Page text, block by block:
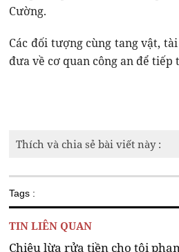
Cường.
Các đối tượng cùng tang vật,
đưa về cơ quan công an để
Thích và chia sẻ bài viết này :
Tags :
TIN LIÊN QUAN
Chiêu lừa rửa tiền cho tội